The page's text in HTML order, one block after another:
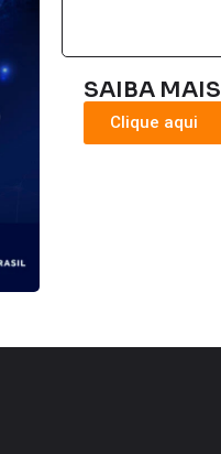
SAIBA MAIS
Clique aqui